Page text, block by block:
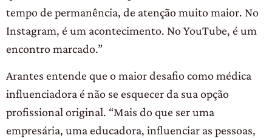
tempo de permanência, de atenção muito maior. No
Instagram, é um acontecimento. No YouTube, é um
encontro marcado.”
Arantes entende que o maior desafio como médica
influenciadora é não se esquecer da sua opção
profissional original. “Mais do que ser uma
empresária, uma educadora, influenciar as pessoas,